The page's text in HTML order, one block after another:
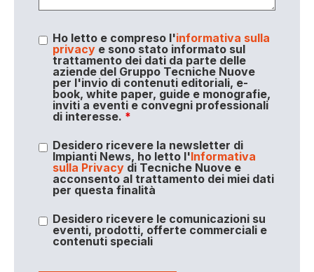
Ho letto e compreso l'informativa sulla
privacye sono stato informato sul
trattamento dei dati da parte delle
aziende del Gruppo Tecniche Nuove
per l'invio di contenuti editoriali, e-
book, white paper, guide e monografie,
inviti a eventi e convegni professionali
di interesse. *
Desidero ricevere la newsletter di
Impianti News, ho letto l'Informativa
sulla Privacydi Tecniche Nuove e
acconsento al trattamento dei miei dati
per questa finalità
Desidero ricevere le comunicazioni su
eventi, prodotti, offerte commerciali e
contenuti speciali